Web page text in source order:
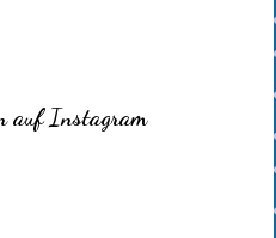
auf Instagram